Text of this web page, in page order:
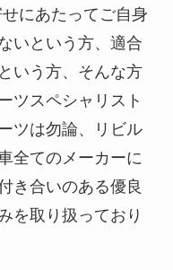
にあたってご自身
いという方、適合
いう方、そんな方
ツスペシャリスト
ツは勿論、リビル
全てのメーカーに
き合いのある優良
を取り扱っており